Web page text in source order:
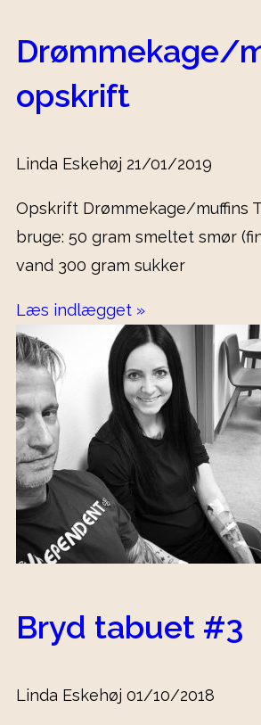
Drømmekage/
opskrift
Linda Eskehøj 21/01/2019
Opskrift Drømmekage/muffins
bruge: 50 gram smeltet smør
vand 300 gram sukker
Læs indlægget »
Bryd tabuet #3
Linda Eskehøj 01/10/2018